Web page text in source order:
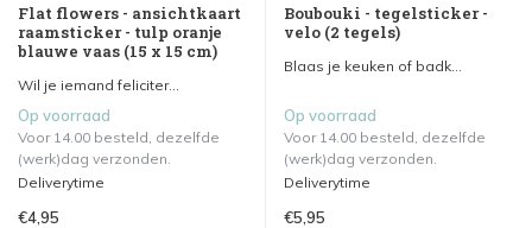
Flat flowers - ansichtkaart
raamsticker - tulp oranje
blauwe vaas (15 x 15 cm)
Wil je iemand feliciter...
Op voorraad
Voor 14.00 besteld, dezelfde
(werk)dag verzonden.
Deliverytime
€4,95
Boubouki - tegelsticker -
velo (2 tegels)
Blaas je keuken of badk...
Op voorraad
Voor 14.00 besteld, dezelfde
(werk)dag verzonden.
Deliverytime
€5,95